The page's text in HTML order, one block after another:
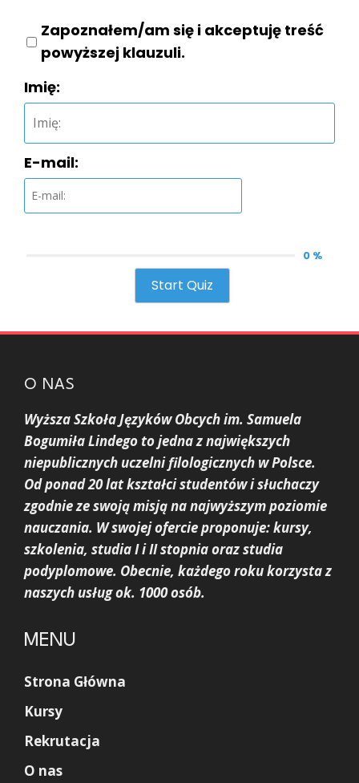
Zapoznałem/am się i akceptuję treść
powyższej klauzuli.
Imię:
E-mail:
0 %
Start Quiz
O NAS
Wyższa Szkoła Języków Obcych im. Samuela
Bogumiła Lindego to jedna z największych
niepublicznych uczelni filologicznych w Polsce.
Od ponad 20 lat kształci studentów i słuchaczy
zgodnie ze swoją misją na najwyższym poziomie
nauczania. W swojej ofercie proponuje: kursy,
szkolenia, studia I i II stopnia oraz studia
podyplomowe. Obecnie, każdego roku korzysta z
naszych usług ok. 1000 osób.
MENU
Strona Główna
Kursy
Rekrutacja
O nas